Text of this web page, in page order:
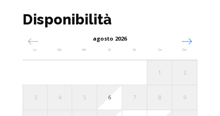
Disponibilità
agosto 2026
Lu Ma Me Gi Ve Sa Do
1 2
3 4 5 6 7 8 9